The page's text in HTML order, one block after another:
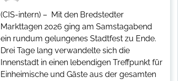
(CIS-intern) – Mit den Bredstedter
Markttagen 2026 ging am Samstagabend
ein rundum gelungenes Stadtfest zu Ende.
Drei Tage lang verwandelte sich die
Innenstadt in einen lebendigen Treffpunkt für
Einheimische und Gäste aus der gesamten